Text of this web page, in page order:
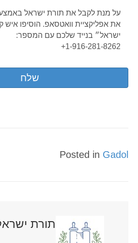
על מנת לקבל את תורת ישראל
את אפליקציית וואטסאפ. הוסיפו
ישראל״ בנייד שלכם עם המספר:
1-916-281-8262+
Posted in Gadol
תורת